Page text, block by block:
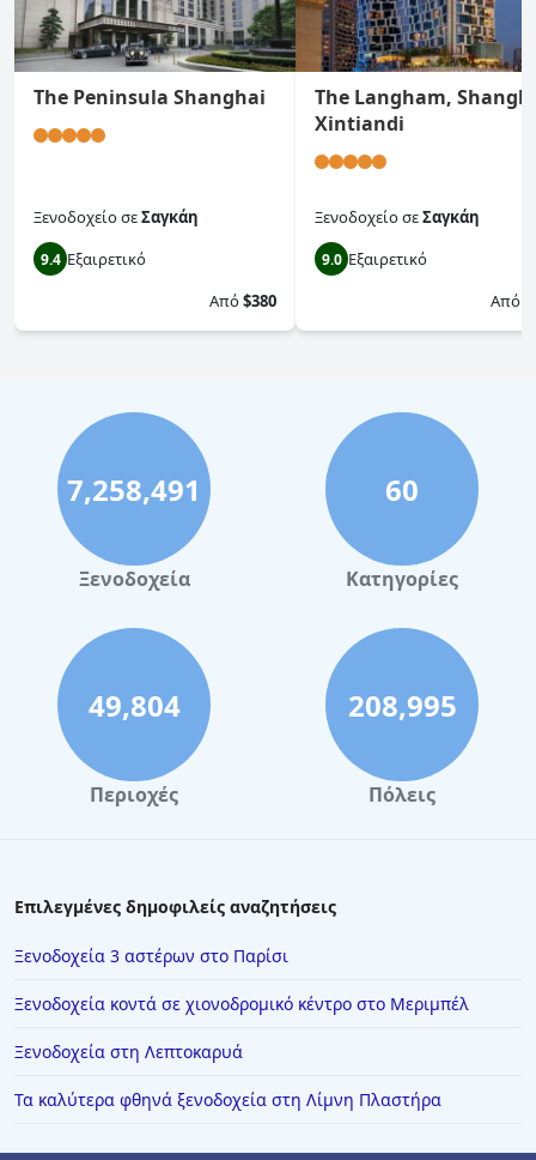
The Peninsula Shanghai
ΞενοδοχείοσεΣαγκάη
9.4 Εξαιρετικό
Από$380
The Langham,
Xintiandi
ΞενοδοχείοσεΣαγκάη
9.0 Εξαιρετικό
Από
7,258,491
Ξενοδοχεία
60
Κατηγορίες
49,804
Περιοχές
208,995
Πόλεις
Επιλεγμένες δημοφιλείς αναζητήσεις
Ξενοδοχεία 3 αστέρων στο Παρίσι
Ξενοδοχεία κοντά σε χιονοδρομικό κέντρο στο Μεριμπέλ
Ξενοδοχεία στη Λεπτοκαρυά
Τα καλύτερα φθηνά ξενοδοχεία στη Λίμνη Πλαστήρα